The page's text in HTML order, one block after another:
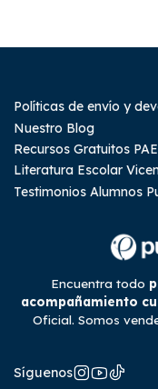
Políticas de envío y
Nuestro Blog
Recursos Gratuitos
Literatura Escolar
Testimonios Alumnos
Encuentra todo
acompañamiento
Oficial. Somos
Síguenos